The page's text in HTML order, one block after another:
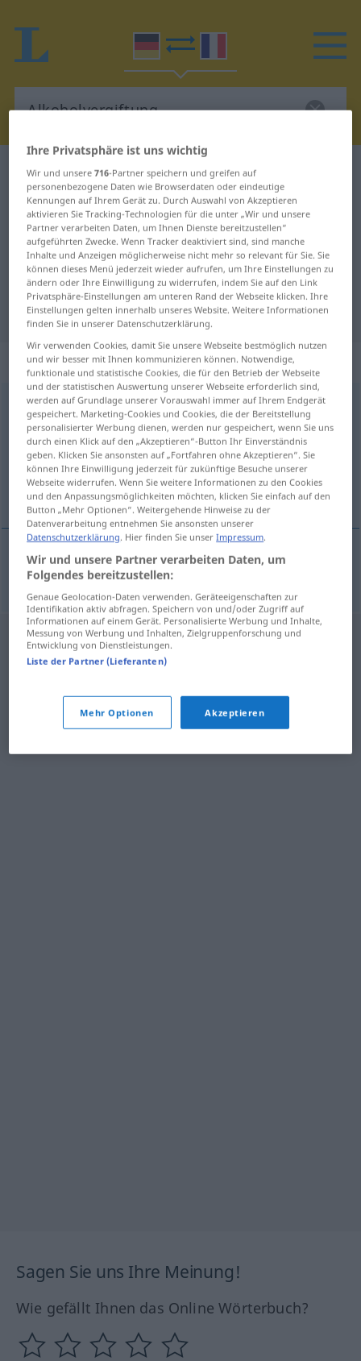
Deutsch-Französisch Wörterbuch
Alkoholvergiftung
Deutsch-Französisch Übersetzung
für "Alkoholvergiftung"
"Alkoholvergiftung" Französisch
Übersetzung
„Alkoholvergiftung“: Femininum
Alkoholvergiftungf
Übersicht aller Übersetzungen
(Für mehr Details die Übersetzung anklicken/antippen)
intoxication par l’alcool
intoxicationf par l’alcool
Sagen Sie uns Ihre Meinung!
Wie gefällt Ihnen das Online Wörterbuch?
Ihre Privatsphäre ist uns wichtig
Wir und unsere716-Partner speichern und greifen auf
personenbezogene Daten wie Browserdaten oder eindeutige
Kennungen auf Ihrem Gerät zu. Durch Auswahl von Akzeptieren
aktivieren Sie Tracking-Technologien für die unter „Wir und unsere
Partner verarbeiten Daten, um Ihnen Dienste bereitzustellen“
aufgeführten Zwecke. Wenn Tracker deaktiviert sind, sind manche
Inhalte und Anzeigen möglicherweise nicht mehr so relevant für Sie. Sie
können dieses Menü jederzeit wieder aufrufen, um Ihre Einstellungen zu
ändern oder Ihre Einwilligung zu widerrufen, indem Sie auf den Link
Privatsphäre-Einstellungen am unteren Rand der Webseite klicken. Ihre
Einstellungen gelten innerhalb unseres Website. Weitere Informationen
finden Sie in unserer Datenschutzerklärung.
Wir verwenden Cookies, damit Sie unsere Webseite bestmöglich nutzen
und wir besser mit Ihnen kommunizieren können. Notwendige,
funktionale und statistische Cookies, die für den Betrieb der Webseite
und der statistischen Auswertung unserer Webseite erforderlich sind,
werden auf Grundlage unserer Vorauswahl immer auf Ihrem Endgerät
gespeichert. Marketing-Cookies und Cookies, die der Bereitstellung
personalisierter Werbung dienen, werden nur gespeichert, wenn Sie uns
durch einen Klick auf den „Akzeptieren“-Button Ihr Einverständnis
geben. Klicken Sie ansonsten auf „Fortfahren ohne Akzeptieren“. Sie
können Ihre Einwilligung jederzeit für zukünftige Besuche unserer
Webseite widerrufen. Wenn Sie weitere Informationen zu den Cookies
und den Anpassungsmöglichkeiten möchten, klicken Sie einfach auf den
Button „Mehr Optionen“. Weitergehende Hinweise zu der
Datenverarbeitung entnehmen Sie ansonsten unserer
Datenschutzerklärung. Hier finden Sie unserImpressum.
Wir und unsere Partner verarbeiten Daten, um
Folgendes bereitzustellen:
Genaue Geolocation-Daten verwenden. Geräteeigenschaften zur
Identifikation aktiv abfragen. Speichern von und/oder Zugriff auf
Informationen auf einem Gerät. Personalisierte Werbung und Inhalte,
Messung von Werbung und Inhalten, Zielgruppenforschung und
Entwicklung von Dienstleistungen.
Liste der Partner (Lieferanten)
Mehr Optionen Akzeptieren